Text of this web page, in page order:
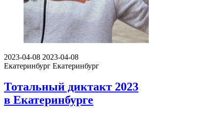
2023-04-08 2023-04-08
Екатеринбург Екатеринбург
Тотальный диктакт 2023
в Екатеринбурге